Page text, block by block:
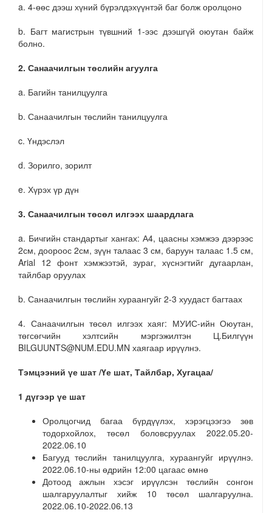
a. 4-өөс дээш хүний бүрэлдэхүүнтэй баг болж оролцоно
b. Багт магистрын түвшний 1-ээс дээшгүй оюутан байж
болно.
2. Санаачилгын төслийн агуулга
a. Багийн танилцуулга
b. Санаачилгын төслийн танилцуулга
c. Үндэслэл
d. Зорилго, зорилт
e. Хүрэх үр дүн
3. Санаачилгын төсөл илгээх шаардлага
a. Бичгийн стандартыг хангах: А4, цаасны хэмжээ дээрээс
2см, доороос 2см, зүүн талаас 3 см, баруун талаас 1.5 см,
Arial 12 фонт хэмжээтэй, зураг, хүснэгтийг дугаарлан,
тайлбар оруулах
b. Санаачилгын төслийн хураангуйг 2-3 хуудаст багтаах
4. Санаачилгын төсөл илгээх хаяг: МУИС-ийн Оюутан,
төгсөгчийн хэлтсийн мэргэжилтэн Ц.Билгүүн
BILGUUNTS@NUM.EDU.MN хаягаар ирүүлнэ.
Тэмцээний үе шат /Үе шат, Тайлбар, Хугацаа/
1 дүгээр үе шат
Оролцогчид багаа бүрдүүлэх, хэрэгцээгээ зөв
тодорхойлох, төсөл боловсруулах 2022.05.20-
2022.06.10
Багууд төслийн танилцуулга, хураангуйг ирүүлнэ.
2022.06.10-ны өдрийн 12:00 цагаас өмнө
Дотоод ажлын хэсэг ирүүлсэн төслийн сонгон
шалгаруулалтыг хийж 10 төсөл шалгаруулна.
2022.06.10-2022.06.13